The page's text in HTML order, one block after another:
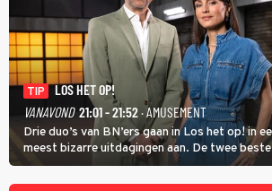
TIP
LOS HET OP!
VANAVOND 21:01 - 21:52· AMUSEMENT
Drie duo’s van BN’ers gaan in Los het op! in
meest bizarre uitdagingen aan. De twee beste
onderlinge finale. Met in deze aflevering
Nabil Aoulad Ayad en Annick Boer.